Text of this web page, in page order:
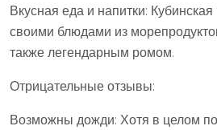
Вкусная еда и напитки: Кубинская
своими блюдами из
также легендарным ромом.
Отрицательные отзывы:
Возможны дожди: Хотя в целом